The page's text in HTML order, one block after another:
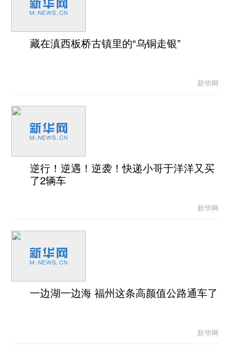
藏在滇西板桥古镇里的“乌铜走银”
新华网
逆行！逆遇！逆袭！快递小哥于洋洋又买
了2辆车
新华网
一边湖一边海 福州这条高颜值公路通车了
新华网